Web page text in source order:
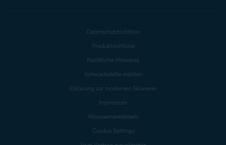
Datenschutzrichtlinie
Produktrichtlinie
Rechtliche Hinweise
Schwachstelle melden
Erklärung zur modernen Sklaverei
Impressum
Abonnementdetails
Cookie Settings